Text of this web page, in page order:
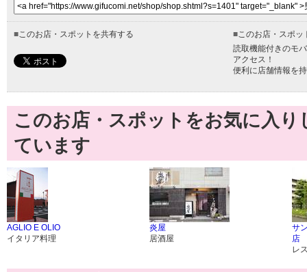
■このお店・スポットを共有する ■このお店・スポッ
読取機能付きのモ
アクセス！
便利に店舗情報を
このお店・スポットをお気に入
ています
AGLIO E OLIO
イタリア料理
炎屋
居酒屋
サ
店
レ